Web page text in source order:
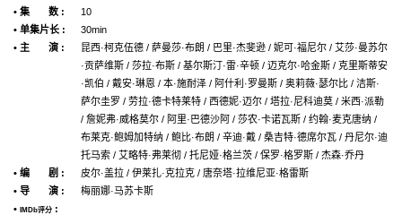
• 集 数 :
10
• 单集片长 :
30min
• 主 演 :
昆西·柯克伍德 / 萨曼莎·布朗 / 巴里·杰斐逊 / 妮可·福尼尔 / 艾莎·曼苏尔
·贡萨维斯 / 莎拉·布斯 / 基尔斯汀·雷·辛顿 / 迈克尔·哈金斯 / 克里斯蒂安
·凯伯 / 戴安·琳恩 / 本·施耐泽 / 阿什利·罗曼斯 / 奥莉薇·瑟尔比 / 洁斯·
萨尔圭罗 / 劳拉·德卡特莱特 / 西德妮·迈尔 / 塔拉·尼科迪莫 / 米西·派勒
/ 詹妮弗·威格莫尔 / 阿里·巴德沙阿 / 莎农·卡诺瓦斯 / 约翰·麦克唐纳 /
布莱克·鲍姆加特纳 / 鲍比·布朗 / 辛迪·戴 / 桑吉特·德席尔瓦 / 丹尼尔·迪
托马索 / 艾略特·弗莱彻 / 托尼娅·格兰茨 / 保罗·格罗斯 / 杰森·乔丹
• 编 剧 :
皮尔·盖拉 / 伊莱扎·克拉克 / 唐奈塔·拉维尼亚·格雷斯
• 导 演 :
梅丽娜·马苏卡斯
•
IMDb评分 :